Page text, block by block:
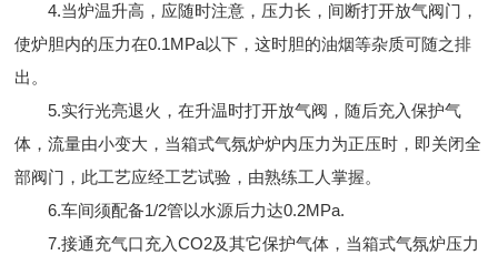
4.当炉温升高，应随时注意，压力长，间断打开放气阀门，
使炉胆内的压力在0.1MPa以下，这时胆的油烟等杂质可随之排
出。
5.实行光亮退火，在升温时打开放气阀，随后充入保护气
体，流量由小变大，当箱式气氛炉炉内压力为正压时，即关闭全
部阀门，此工艺应经工艺试验，由熟练工人掌握。
6.车间须配备1/2管以水源后力达0.2MPa.
7.接通充气口充入CO2及其它保护气体，当箱式气氛炉压力